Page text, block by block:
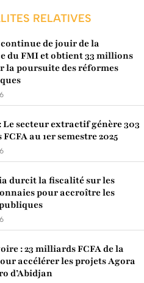
RELATIVES
de jouir de la
du FMI et obtient 33 millions
la poursuite des réformes
Le secteur extractif génère 303
au 1er semestre 2025
durcit la fiscalité sur les
pour accroître les
: 23 milliards FCFA de la
accélérer les projets Agora
d’Abidjan